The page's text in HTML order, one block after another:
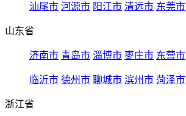
汕尾市 河源市 阳江市 清远市 东莞市
山东省
济南市 青岛市 淄博市 枣庄市 东营市
临沂市 德州市 聊城市 滨州市 菏泽市
浙江省